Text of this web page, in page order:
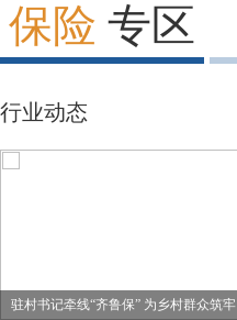
保险 专区
行业动态
驻村书记牵线“齐鲁保” 为乡村群众筑牢